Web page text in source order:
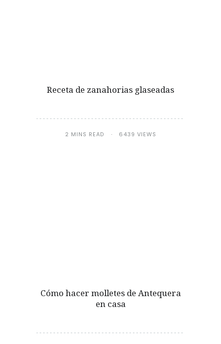
Receta de zanahorias glaseadas
2 MINS READ 6439 VIEWS
Cómo hacer molletes de Antequera
en casa